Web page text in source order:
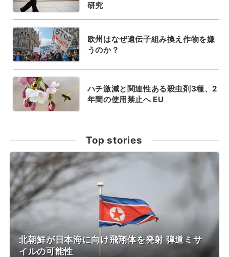
研究
欧州はなぜ遺伝子組み換え作物を嫌
うのか？
ハチ激減と関連性ある殺虫剤3種、2
年間の使用禁止へ EU
Top stories
北朝鮮が日本海に向け飛翔体を発射 弾道ミサ
イルの可能性